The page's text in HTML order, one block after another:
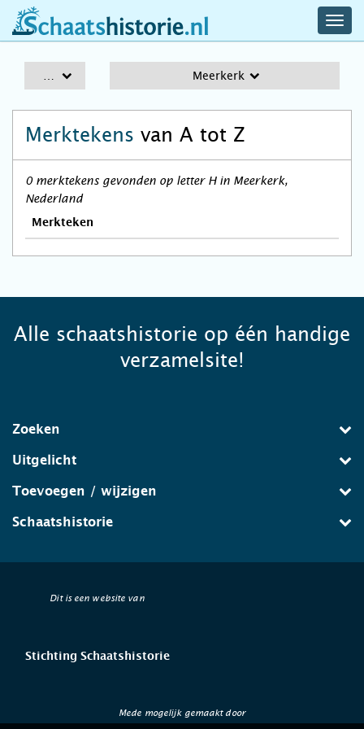
schaatshistorie.nl
Meerkerk
Merktekens van A tot Z
0 merktekens gevonden op letter H in Meerkerk,
Nederland
Merkteken
Alle schaatshistorie op één handige
verzamelsite!
Zoeken
Uitgelicht
Toevoegen / wijzigen
Schaatshistorie
Dit is een website van
Stichting Schaatshistorie
Mede mogelijk gemaakt door